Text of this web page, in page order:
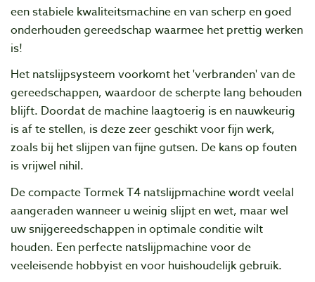
een stabiele kwaliteitsmachine en van scherp en goed
onderhouden gereedschap waarmee het prettig werken
is!
Het natslijpsysteem voorkomt het 'verbranden' van de
gereedschappen, waardoor de scherpte lang behouden
blijft. Doordat de machine laagtoerig is en nauwkeurig
is af te stellen, is deze zeer geschikt voor fijn werk,
zoals bij het slijpen van fijne gutsen. De kans op fouten
is vrijwel nihil.
De compacte Tormek T4 natslijpmachine wordt veelal
aangeraden wanneer u weinig slijpt en wet, maar wel
uw snijgereedschappen in optimale conditie wilt
houden. Een perfecte natslijpmachine voor de
veeleisende hobbyist en voor huishoudelijk gebruik.